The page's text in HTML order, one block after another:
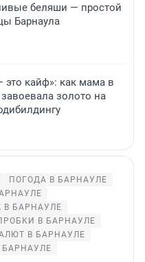
беляши — простой
Барнаула
кайф»: как мама в
золото на
ПОГОДА В БАРНАУЛЕ
В БАРНАУЛЕ
В БАРНАУЛЕ
В БАРНАУЛЕ